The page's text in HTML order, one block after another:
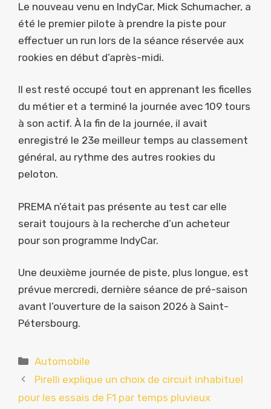
Le nouveau venu en IndyCar, Mick Schumacher, a
été le premier pilote à prendre la piste pour
effectuer un run lors de la séance réservée aux
rookies en début d’après-midi.
Il est resté occupé tout en apprenant les ficelles
du métier et a terminé la journée avec 109 tours
à son actif. À la fin de la journée, il avait
enregistré le 23e meilleur temps au classement
général, au rythme des autres rookies du
peloton.
PREMA n’était pas présente au test car elle
serait toujours à la recherche d’un acheteur
pour son programme IndyCar.
Une deuxième journée de piste, plus longue, est
prévue mercredi, dernière séance de pré-saison
avant l’ouverture de la saison 2026 à Saint-
Pétersbourg.
Catégories
Automobile
Pirelli explique un choix de circuit inhabituel
pour les essais de F1 par temps pluvieux